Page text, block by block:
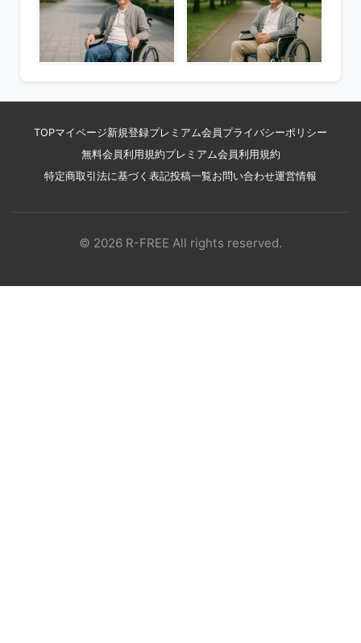
TOPマイページ新規登録プレミアム会員 プライバシーポリシー
無料会員利用規約プレミアム会員利用規約
特定商取引法に基づく表記投稿一覧お問い合わせ運営情報
© 2026 R-FREE All rights reserved.